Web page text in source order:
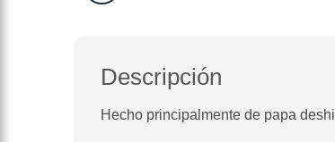
Descripción
Hecho principalmente de papa